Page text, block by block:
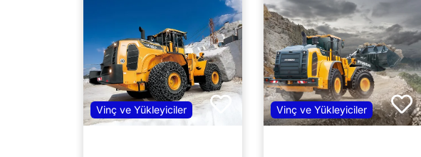
Vinç ve Yükleyiciler Vinç ve Yükleyiciler